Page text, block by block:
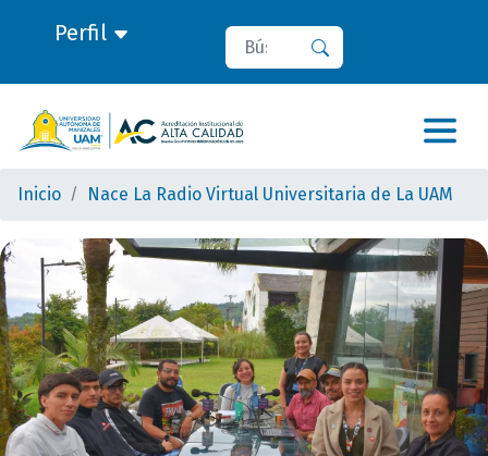
Perfil Buscar
Inicio Nace La Radio Virtual Universitaria de La UAM